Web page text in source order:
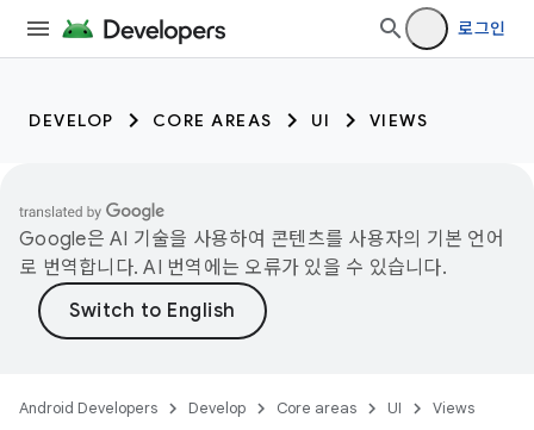
로그인
DEVELOP CORE AREAS UI VIEWS
Google은 AI 기술을 사용하여 콘텐츠를 사용자의 기본 언어
로 번역합니다. AI 번역에는 오류가 있을 수 있습니다.
Android Developers Develop Core areas UI Views